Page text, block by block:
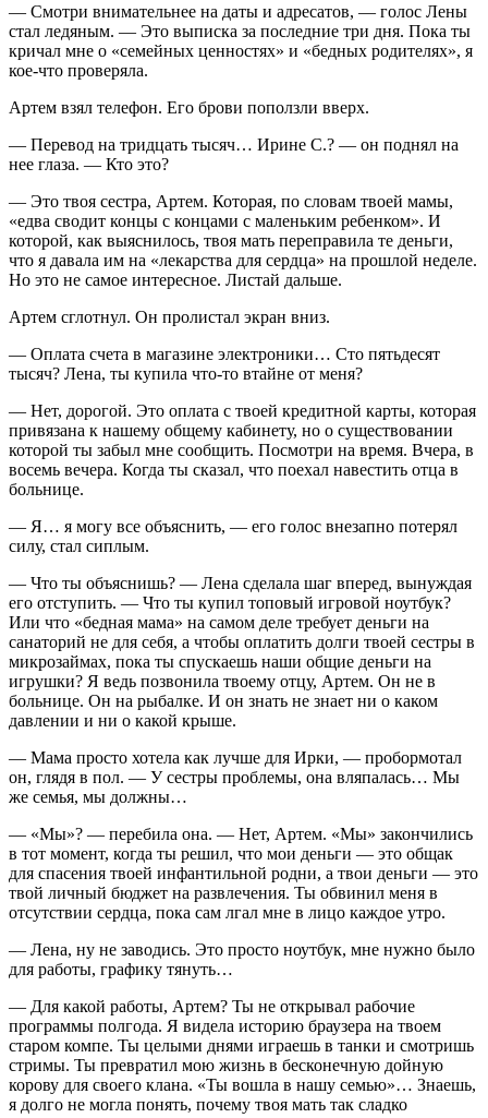
— Смотри внимательнее на даты и адресатов, — голос Лены
стал ледяным. — Это выписка за последние три дня. Пока ты
кричал мне о «семейных ценностях» и «бедных родителях», я
кое-что проверяла.
Артем взял телефон. Его брови поползли вверх.
— Перевод на тридцать тысяч… Ирине С.? — он поднял на
нее глаза. — Кто это?
— Это твоя сестра, Артем. Которая, по словам твоей мамы,
«едва сводит концы с концами с маленьким ребенком». И
которой, как выяснилось, твоя мать переправила те деньги,
что я давала им на «лекарства для сердца» на прошлой неделе.
Но это не самое интересное. Листай дальше.
Артем сглотнул. Он пролистал экран вниз.
— Оплата счета в магазине электроники… Сто пятьдесят
тысяч? Лена, ты купила что-то втайне от меня?
— Нет, дорогой. Это оплата с твоей кредитной карты, которая
привязана к нашему общему кабинету, но о существовании
которой ты забыл мне сообщить. Посмотри на время. Вчера, в
восемь вечера. Когда ты сказал, что поехал навестить отца в
больнице.
— Я… я могу все объяснить, — его голос внезапно потерял
силу, стал сиплым.
— Что ты объяснишь? — Лена сделала шаг вперед, вынуждая
его отступить. — Что ты купил топовый игровой ноутбук?
Или что «бедная мама» на самом деле требует деньги на
санаторий не для себя, а чтобы оплатить долги твоей сестры в
микрозаймах, пока ты спускаешь наши общие деньги на
игрушки? Я ведь позвонила твоему отцу, Артем. Он не в
больнице. Он на рыбалке. И он знать не знает ни о каком
давлении и ни о какой крыше.
— Мама просто хотела как лучше для Ирки, — пробормотал
он, глядя в пол. — У сестры проблемы, она вляпалась… Мы
же семья, мы должны…
— «Мы»? — перебила она. — Нет, Артем. «Мы» закончились
в тот момент, когда ты решил, что мои деньги — это общак
для спасения твоей инфантильной родни, а твои деньги — это
твой личный бюджет на развлечения. Ты обвинил меня в
отсутствии сердца, пока сам лгал мне в лицо каждое утро.
— Лена, ну не заводись. Это просто ноутбук, мне нужно было
для работы, графику тянуть…
— Для какой работы, Артем? Ты не открывал рабочие
программы полгода. Я видела историю браузера на твоем
старом компе. Ты целыми днями играешь в танки и смотришь
стримы. Ты превратил мою жизнь в бесконечную дойную
корову для своего клана. «Ты вошла в нашу семью»… Знаешь,
я долго не могла понять, почему твоя мать так сладко